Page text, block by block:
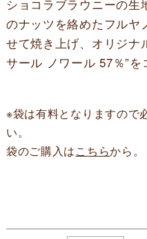
ショコラブラウニーの
のナッツを絡めたフルヤ
せて焼き上げ、オリジナ
サール ノワール 57％”を
※袋は有料となりますので
い。
袋のご購入はこちらから。